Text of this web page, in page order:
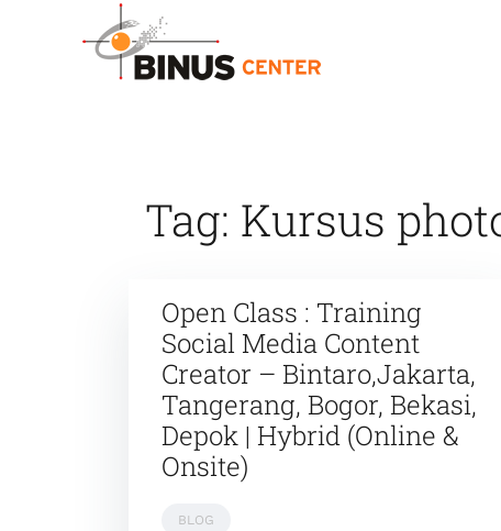
Tag: Kursus
4
AUGUST
2025
Open Class : Training
Social Media Content
Creator – Bintaro,Jakarta,
Tangerang, Bogor, Bekasi,
Depok | Hybrid (Online &
Onsite)
BLOG